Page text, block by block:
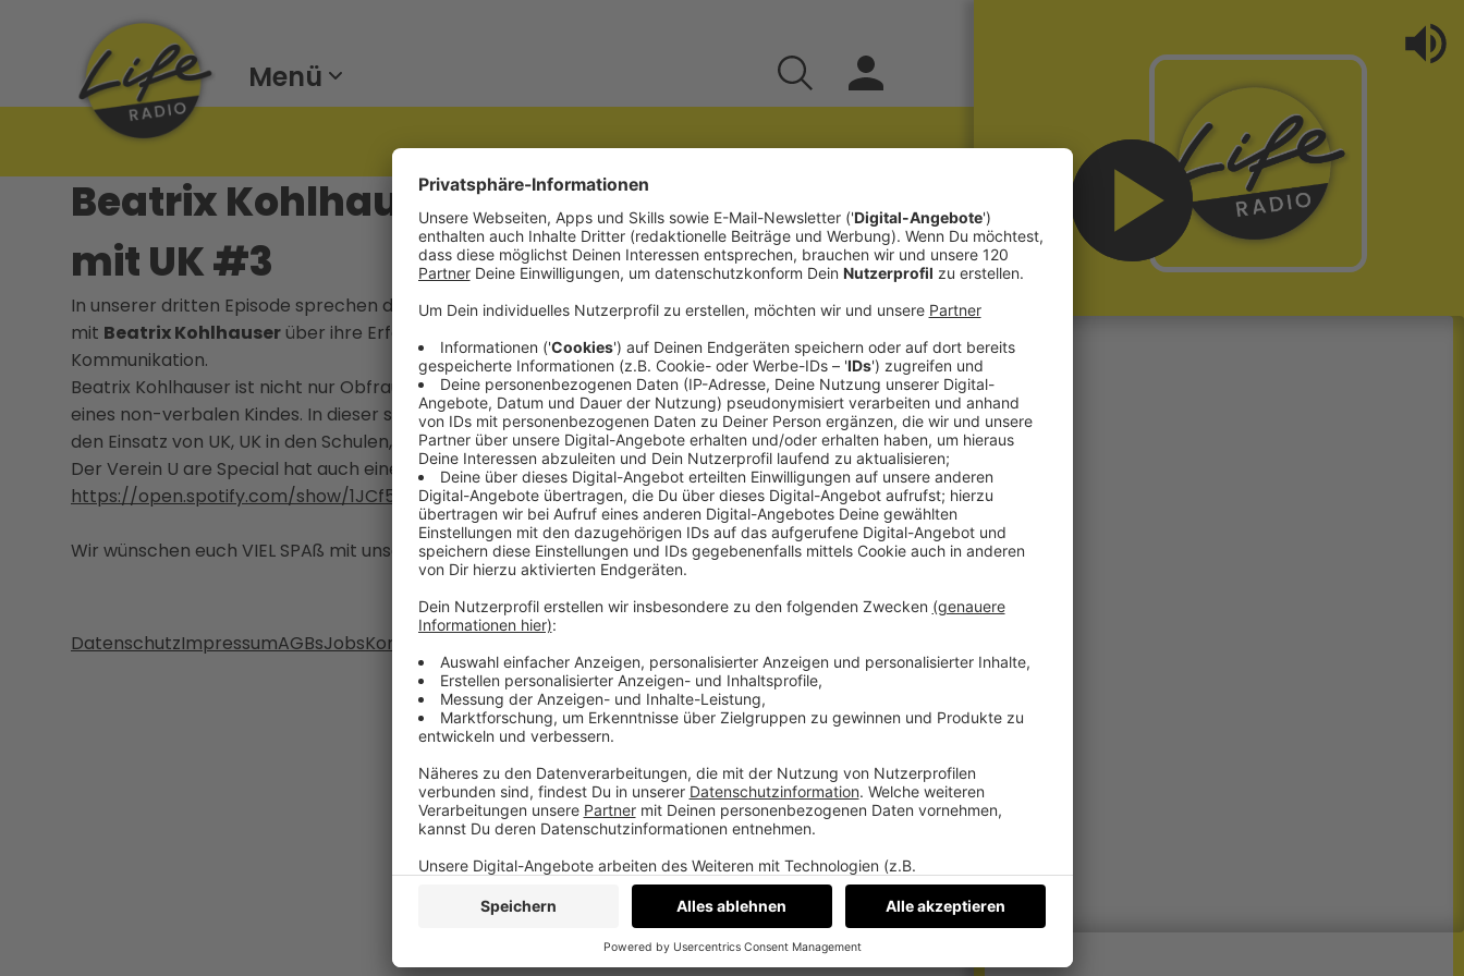
Menü
Beatrix Kohlhauser über ihre Erfahrung
mit UK #3
In unserer dritten Episode sprechen die ModeratorenMaximilian Racher&Petra Zehentner
mit Beatrix Kohlhauserüber ihre Erfahrungen & Erlebnisse mit der Unterstützten
Kommunikation.
Beatrix Kohlhauser ist nicht nur Obfrau des Vereins "U are Special ", sondern auch selbst Mutter
eines non-verbalen Kindes. In dieser sehr emotionalen Episode diskutieren wir mit Beatrix über
den Einsatz von UK, UK in den Schulen, die Zukunft und auch über Politik im Bezug auf die UK.
Der Verein U are Special hat auch einen eigenen Podcast, den wir sehr empfehlen können:
https://open.spotify.com/show/1JCf5znUCXyGTKwkkxGuvg
Wir wünschen euch VIEL SPAß mit unserer 3. Folge :)
DatenschutzImpressumAGBsJobsKontakt